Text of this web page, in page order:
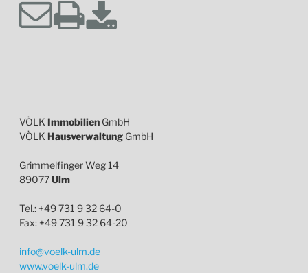
VÖLK Immobilien GmbH
VÖLK Hausverwaltung GmbH
Grimmelfinger Weg 14
89077Ulm
Tel.: +49 731 9 32 64-0
Fax: +49 731 9 32 64-20
info@voelk-ulm.de
www.voelk-ulm.de